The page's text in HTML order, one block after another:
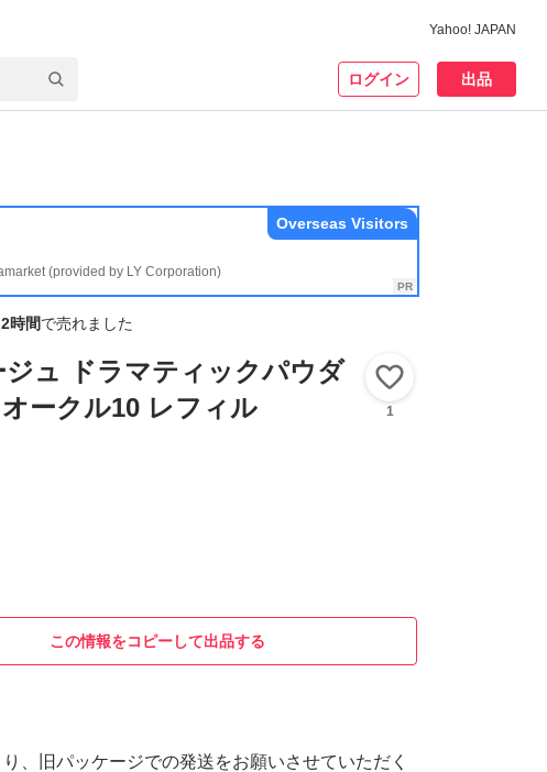
Yahoo! JAPAN
ログイン 出品
(provided by LY Corporation)
Overseas Visitors
2時間で売れました
ジュ ドラマティックパウダ
ークル10 レフィル
1
この情報をコピーして出品する
、旧パッケージでの発送をお願いさせていただく